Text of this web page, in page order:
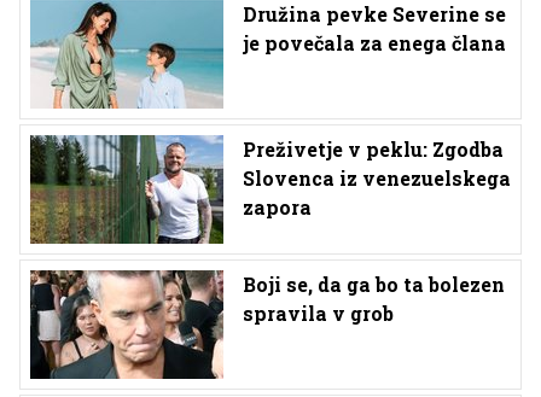
Družina pevke Severine se
je povečala za enega člana
Preživetje v peklu: Zgodba
Slovenca iz venezuelskega
zapora
Boji se, da ga bo ta bolezen
spravila v grob